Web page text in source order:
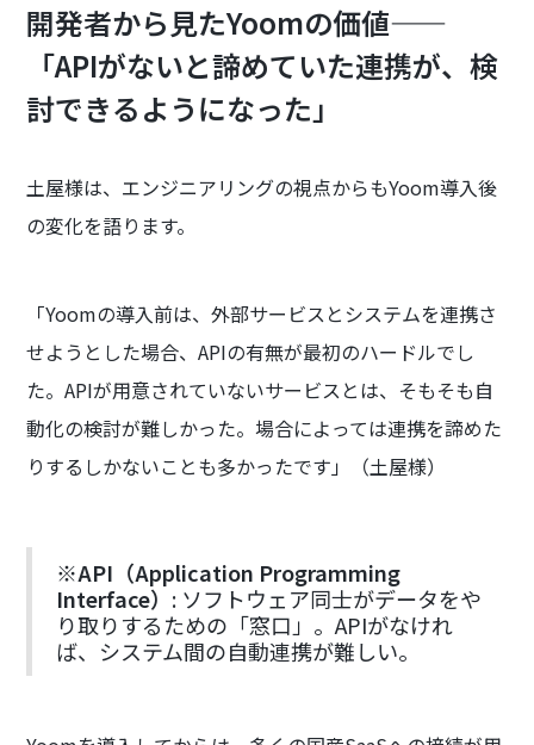
開発者から見たYoomの価値——
「APIがないと諦めていた連携が、検
討できるようになった」
土屋様は、エンジニアリングの視点からもYoom導入後
の変化を語ります。
「Yoomの導入前は、外部サービスとシステムを連携さ
せようとした場合、APIの有無が最初のハードルでし
た。APIが用意されていないサービスとは、そもそも自
動化の検討が難しかった。場合によっては連携を諦めた
りするしかないことも多かったです」（土屋様）
※API（Application Programming
Interface） : ソフトウェア同士がデータをや
り取りするための「窓口」。APIがなけれ
ば、システム間の自動連携が難しい。